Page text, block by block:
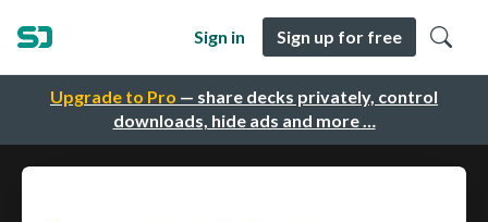
Upgrade to Pro — share decks privately, control
downloads, hide ads and more …
Sign in Sign up for free